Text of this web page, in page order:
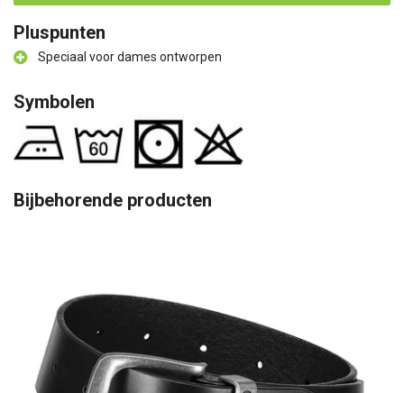
Pluspunten
Speciaal voor dames ontworpen
Symbolen
Bijbehorende producten